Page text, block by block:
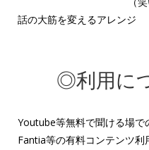
話の大筋を変えるアレンジ
◎利用に
Youtube等無料で聞ける場で
Fantia等の有料コンテンツ利